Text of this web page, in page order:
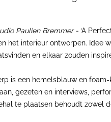
Paulien Bremmer - ‘A
het interieur ontworpen. Idee
en elkaar zouden
is een hemelsblauw en
gezeten en interviews,
te plaatsen behoudt zowel